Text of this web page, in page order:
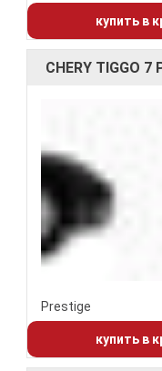
купить в
CHERY TIGGO 7
Prestige
купить в